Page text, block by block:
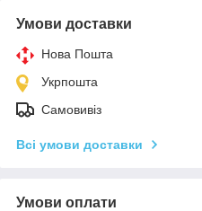
Умови доставки
Нова Пошта
Укрпошта
Самовивіз
Всі умови доставки
Умови оплати